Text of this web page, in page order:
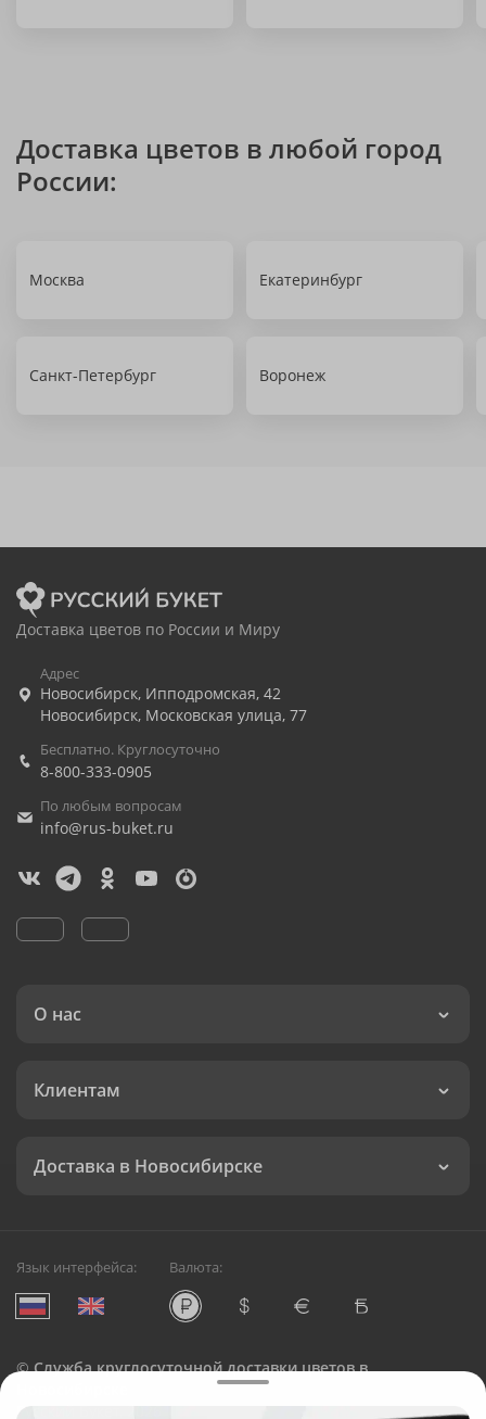
Доставка цветов в любой город
России:
Москва Екатеринбург
Санкт-Петербург Воронеж
Доставка цветов по России и Миру
Адрес
Новосибирск, Ипподромская, 42
Новосибирск, Московская улица, 77
Бесплатно. Круглосуточно
8-800-333-0905
По любым вопросам
info@rus-buket.ru
О нас
Клиентам
Доставка в Новосибирске
Язык интерфейса: Валюта:
©Служба круглосуточной доставки цветов в
Русский Букет, 2026